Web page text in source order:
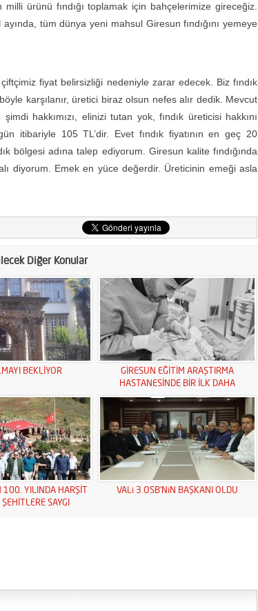
milli ürünü fındığı toplamak için bahçelerimize gireceğiz.
tüm dünya yeni mahsul Giresun fındığını yemeye
fiyat belirsizliği nedeniyle zarar edecek. Biz fındık
karşılanır, üretici biraz olsun nefes alır dedik. Mevcut
hakkımızı, elinizi tutan yok, fındık üreticisi hakkını
itibariyle 105 TL’dir. Evet fındık fiyatının en geç 20
bölgesi adına talep ediyorum. Giresun kalite fındığında
diyorum. Emek en yüce değerdir. Üreticinin emeği asla
Diğer Konular
BEKLİYOR
GİRESUN EĞİTİM ARAŞTIRMA
HASTANESİNDE BİR İLK DAHA
100. YILINDA HARŞİT
ŞEHİTLERE SAYGI
VALi 3.OSB’NiN BAŞKANI OLDU